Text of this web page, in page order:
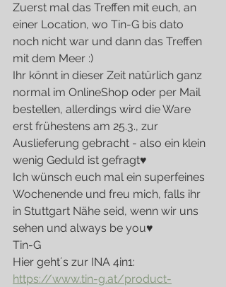
Zuerst mal das Treffen mit euch, an
einer Location, wo Tin-G bis dato
noch nicht war und dann das Treffen
mit dem Meer :)
Ihr könnt in dieser Zeit natürlich ganz
normal im OnlineShop oder per Mail
bestellen, allerdings wird die Ware
erst frühestens am 25.3., zur
Auslieferung gebracht - also ein klein
wenig Geduld ist gefragt♥
Ich wünsch euch mal ein superfeines
Wochenende und freu mich, falls ihr
in Stuttgart Nähe seid, wenn wir uns
sehen und always be you♥
Tin-G
Hier geht´s zur INA 4in1:
https://www.tin-g.at/product-